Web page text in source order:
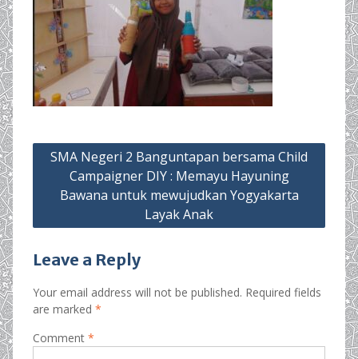
Post
navigation
SMA Negeri 2 Banguntapan bersama Child
Campaigner DIY : Memayu Hayuning
Bawana untuk mewujudkan Yogyakarta
Layak Anak
Leave a Reply
Your email address will not be published. Required fields
are marked *
Comment *